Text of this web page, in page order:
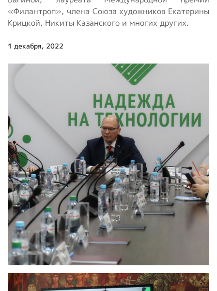
«Филантроп», члена Союза художников Екатерины
Крицкой, Никиты Казанского и многих других.
1 декабря, 2022